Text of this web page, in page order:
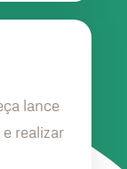
lance
realizar